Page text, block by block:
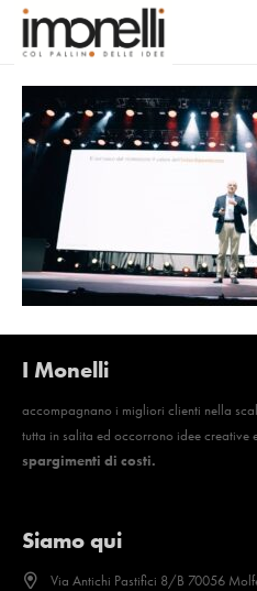
I Monelli
accompagnano i migliori clienti nella
tutta in salita ed occorrono idee creative
spargimenti di costi.
Siamo qui
Via Antichi Pastifici 8/B 70056